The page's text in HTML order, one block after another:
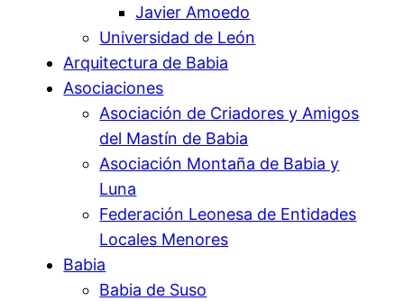
Javier Amoedo
Universidad de León
Arquitectura de Babia
Asociaciones
Asociación de Criadores y Amigos
del Mastín de Babia
Asociación Montaña de Babia y
Luna
Federación Leonesa de Entidades
Locales Menores
Babia
Babia de Suso